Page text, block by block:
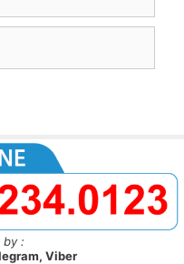
by :
Viber